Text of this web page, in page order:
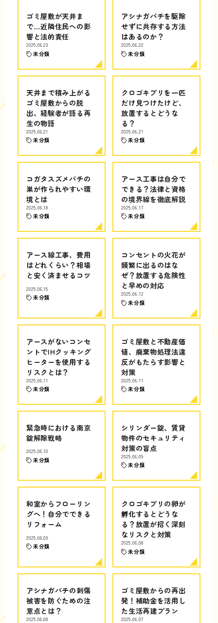
ゴミ屋敷が天井ま
で…近隣住民への影
響と法的責任
2025.06.23
未分類
アシナガバチを駆除
せずに共存する方法
はあるのか？
2025.06.22
未分類
天井まで積み上がる
ゴミ屋敷からの脱
出、経験者が語る再
生の物語
2025.06.21
未分類
クロゴキブリを一匹
だけ見つけたけど、
放置するとどうな
る？
2025.06.21
未分類
コガタスズメバチの
巣が作られやすい環
境とは
2025.06.18
未分類
アース工事は自分で
できる？法律と資格
の境界線を徹底解説
2025.06.17
未分類
アース線工事、費用
はどれくらい？相場
と安く済ませるコツ
2025.06.15
未分類
コンセントの火花が
頻繁に出るのはな
ぜ？放置する危険性
と早めの対応
2025.06.12
未分類
アースがないコンセ
ントでIHクッキング
ヒーターを使用する
リスクとは？
2025.06.11
未分類
ゴミ屋敷と不動産価
値、廃棄物処理法違
反がもたらす影響と
対策
2025.06.11
未分類
緊急時における南京
錠解除戦略
2025.06.10
未分類
シリンダー錠、賃貸
物件のセキュリティ
対策の盲点
2025.06.09
未分類
和室からフローリン
グへ！自分でできる
リフォーム
2025.06.09
未分類
クロゴキブリの卵が
孵化するとどうな
る？放置が招く深刻
なリスクと対策
2025.06.08
未分類
アシナガバチの刺傷
被害を防ぐための注
意点とは？
2025.06.08
ゴミ屋敷からの再出
発！補助金を活用し
た生活再建プラン
2025.06.07